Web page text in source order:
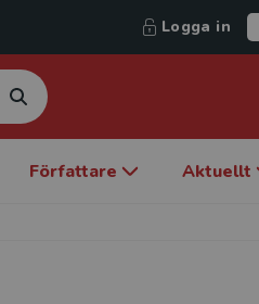
Logga in
Författare Aktuellt